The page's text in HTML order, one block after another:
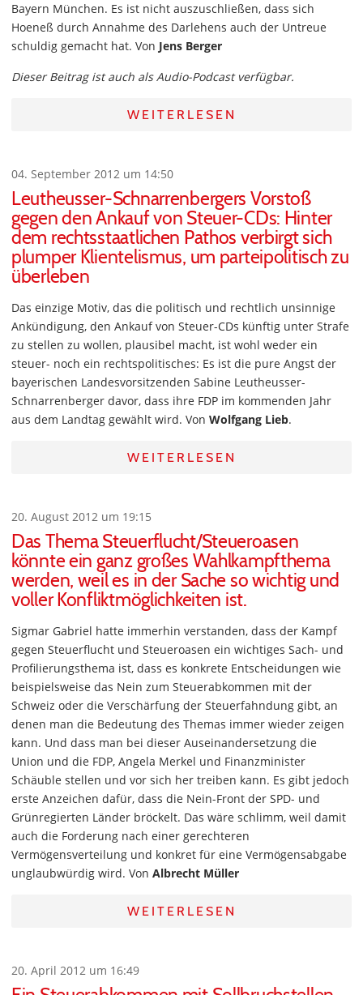
Bayern München. Es ist nicht auszuschließen, dass sich
Hoeneß durch Annahme des Darlehens auch der Untreue
schuldig gemacht hat. Von Jens Berger
Dieser Beitrag ist auch als Audio-Podcast verfügbar.
WEITERLESEN
04. September 2012 um 14:50
Leutheusser-Schnarrenbergers Vorstoß
gegen den Ankauf von Steuer-CDs: Hinter
dem rechtsstaatlichen Pathos verbirgt sich
plumper Klientelismus, um parteipolitisch zu
überleben
Das einzige Motiv, das die politisch und rechtlich unsinnige
Ankündigung, den Ankauf von Steuer-CDs künftig unter Strafe
zu stellen zu wollen, plausibel macht, ist wohl weder ein
steuer- noch ein rechtspolitisches: Es ist die pure Angst der
bayerischen Landesvorsitzenden Sabine Leutheusser-
Schnarrenberger davor, dass ihre FDP im kommenden Jahr
aus dem Landtag gewählt wird. Von Wolfgang Lieb.
WEITERLESEN
20. August 2012 um 19:15
Das Thema Steuerflucht/Steueroasen
könnte ein ganz großes Wahlkampfthema
werden, weil es in der Sache so wichtig und
voller Konfliktmöglichkeiten ist.
Sigmar Gabriel hatte immerhin verstanden, dass der Kampf
gegen Steuerflucht und Steueroasen ein wichtiges Sach- und
Profilierungsthema ist, dass es konkrete Entscheidungen wie
beispielsweise das Nein zum Steuerabkommen mit der
Schweiz oder die Verschärfung der Steuerfahndung gibt, an
denen man die Bedeutung des Themas immer wieder zeigen
kann. Und dass man bei dieser Auseinandersetzung die
Union und die FDP, Angela Merkel und Finanzminister
Schäuble stellen und vor sich her treiben kann. Es gibt jedoch
erste Anzeichen dafür, dass die Nein-Front der SPD- und
Grünregierten Länder bröckelt. Das wäre schlimm, weil damit
auch die Forderung nach einer gerechteren
Vermögensverteilung und konkret für eine Vermögensabgabe
unglaubwürdig wird. Von Albrecht Müller
WEITERLESEN
20. April 2012 um 16:49